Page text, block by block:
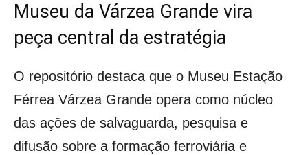
Museu da Várzea Grande vira
peça central da estratégia
O repositório destaca que o Museu Estação
Férrea Várzea Grande opera como núcleo
das ações de salvaguarda, pesquisa e
difusão sobre a formação ferroviária e